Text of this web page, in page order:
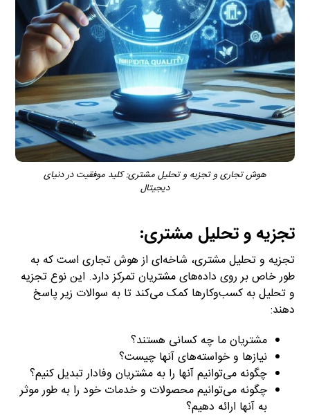
هوش تجاری و تجزیه و تحلیل مشتری: کلید موفقیت در دنیای
دیجیتال
تجزیه و تحلیل مشتری:
تجزیه و تحلیل مشتری، شاخه‌ای از هوش تجاری است که به
طور خاص بر روی داده‌های مشتریان تمرکز دارد. این نوع تجزیه
و تحلیل به کسب‌وکارها کمک می‌کند تا به سوالات زیر پاسخ
دهند:
مشتریان ما چه کسانی هستند؟
نیازها و خواسته‌های آنها چیست؟
چگونه می‌توانیم آنها را به مشتریان وفادار تبدیل کنیم؟
چگونه می‌توانیم محصولات و خدمات خود را به طور موثر
به آنها ارائه دهیم؟